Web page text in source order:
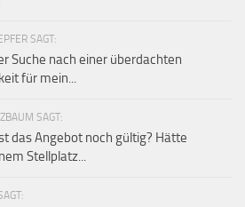
SAGT:
Suche nach einer überdachten
für mein...
SAGT:
das Angebot noch gültig? Hätte
Stellplatz...